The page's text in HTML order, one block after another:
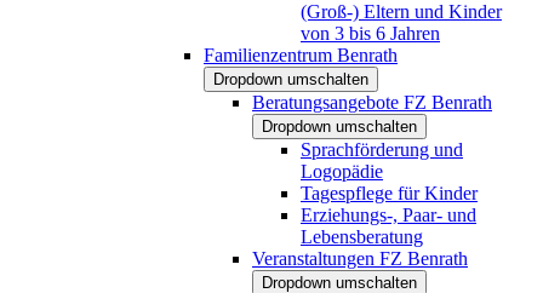
(Groß-) Eltern und Kinder
von 3 bis 6 Jahren
Familienzentrum Benrath
Dropdown umschalten
Beratungsangebote FZ Benrath
Dropdown umschalten
Sprachförderung und
Logopädie
Tagespflege für Kinder
Erziehungs-, Paar- und
Lebensberatung
Veranstaltungen FZ Benrath
Dropdown umschalten